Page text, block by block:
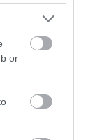
or
SZERDÁN